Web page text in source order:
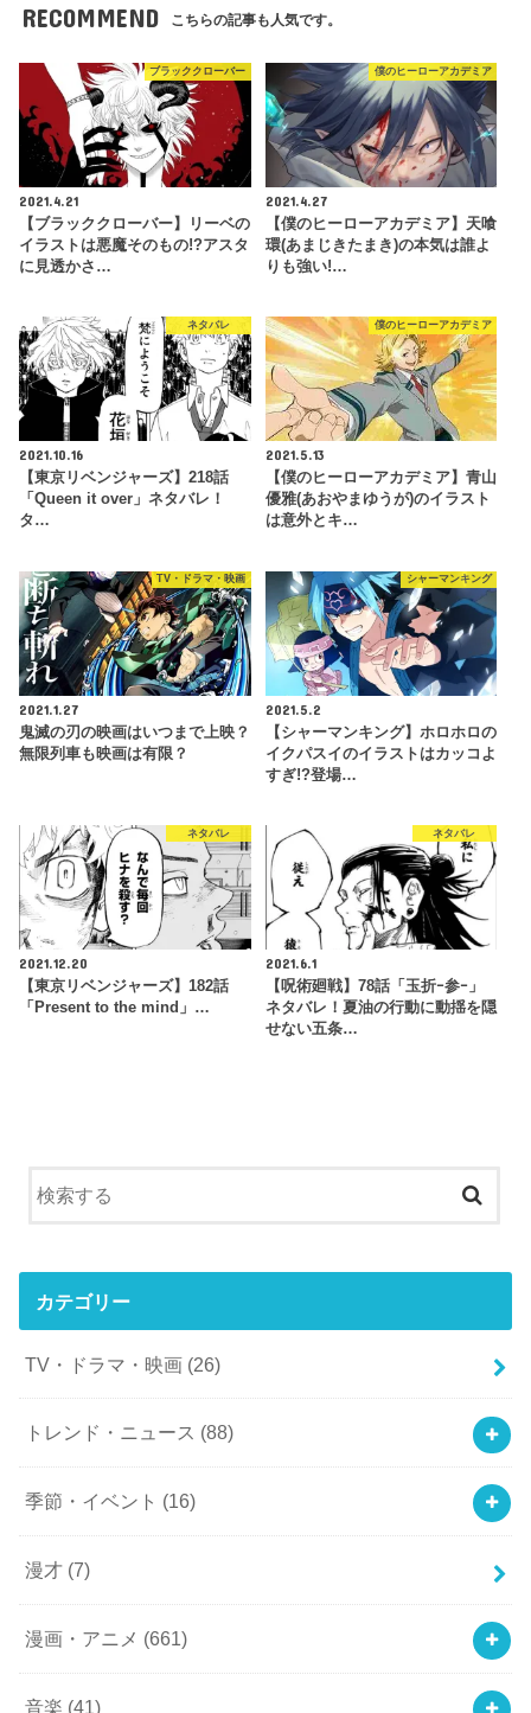
RECOMMEND こちらの記事も人気です。
ブラッククローバー
2021.4.21
【ブラッククローバー】リーベの
イラストは悪魔そのもの!?アスタ
に見透かさ…
僕のヒーローアカデミア
2021.4.27
【僕のヒーローアカデミア】天喰
環(あまじきたまき)の本気は誰よ
りも強い!…
ネタバレ
2021.10.16
【東京リベンジャーズ】218話
「Queen it over」ネタバレ！
タ…
僕のヒーローアカデミア
2021.5.13
【僕のヒーローアカデミア】青山
優雅(あおやまゆうが)のイラスト
は意外とキ…
TV・ドラマ・映画
2021.1.27
鬼滅の刃の映画はいつまで上映？
無限列車も映画は有限？
シャーマンキング
2021.5.2
【シャーマンキング】ホロホロの
イクパスイのイラストはカッコよ
すぎ!?登場…
ネタバレ
2021.12.20
【東京リベンジャーズ】182話
「Present to the mind」…
ネタバレ
2021.6.1
【呪術廻戦】78話「玉折ｰ参ｰ」
ネタバレ！夏油の行動に動揺を隠
せない五条…
カテゴリー
TV・ドラマ・映画 (26)
トレンド・ニュース (88)
季節・イベント (16)
漫才 (7)
漫画・アニメ (661)
音楽 (41)